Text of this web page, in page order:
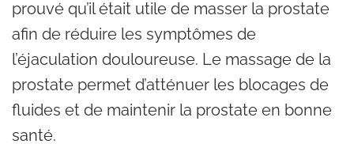
prouvé qu’il était utile de masser la prostate
afin de réduire les symptômes de
l’éjaculation douloureuse. Le massage de la
prostate permet d’atténuer les blocages de
fluides et de maintenir la prostate en bonne
santé.